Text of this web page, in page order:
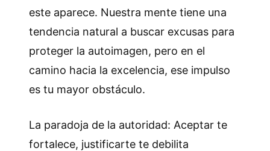
este aparece. Nuestra mente tiene una
tendencia natural a buscar excusas para
proteger la autoimagen, pero en el
camino hacia la excelencia, ese impulso
es tu mayor obstáculo.
La paradoja de la autoridad: Aceptar te
fortalece, justificarte te debilita